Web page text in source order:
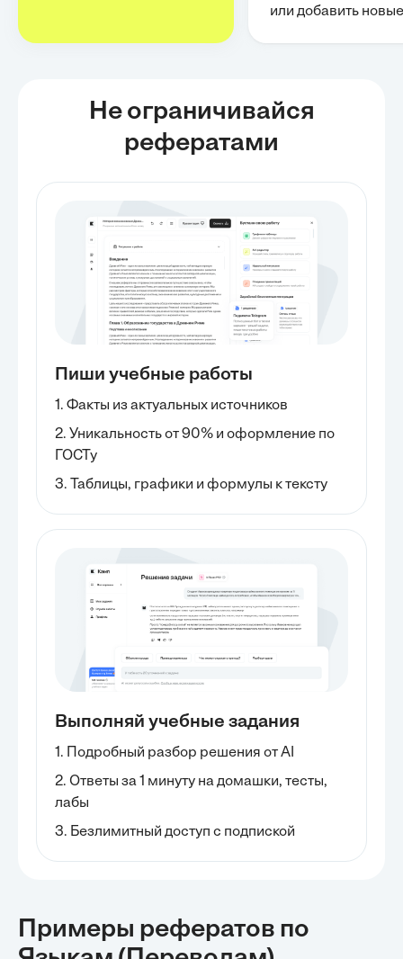
или добавить новые
Не ограничивайся
рефератами
Пиши учебные работы
1. Факты из актуальных источников
2. Уникальность от 90% и оформление по
ГОСТу
3. Таблицы, графики и формулы к тексту
Выполняй учебные задания
1. Подробный разбор решения от AI
2. Ответы за 1 минуту на домашки, тесты,
лабы
3. Безлимитный доступ с подпиской
Примеры рефератов по